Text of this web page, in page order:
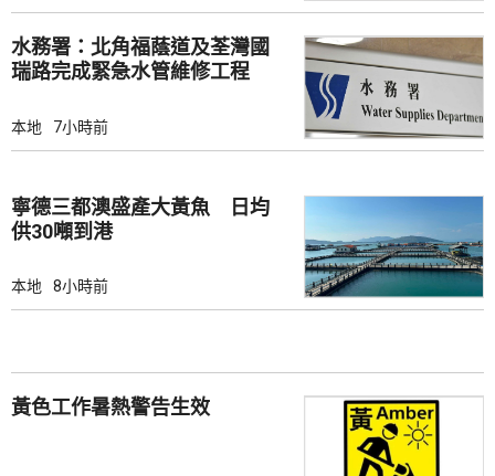
水務署：北角福蔭道及荃灣國
瑞路完成緊急水管維修工程
本地 7小時前
寧德三都澳盛產大黃魚 日均
供30噸到港
本地 8小時前
黃色工作暑熱警告生效